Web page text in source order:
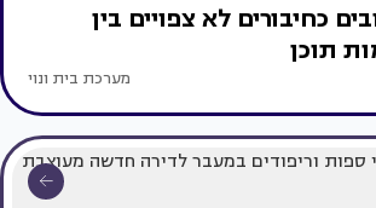
כחיבורים לא צפויים בין
תוכן
מערכת בית ונוי